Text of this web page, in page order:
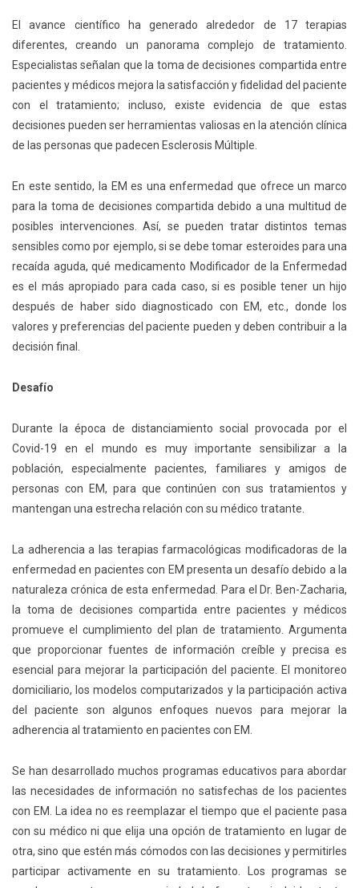
El avance científico ha generado alrededor de 17 terapias
diferentes, creando un panorama complejo de tratamiento.
Especialistas señalan que la toma de decisiones compartida entre
pacientes y médicos mejora la satisfacción y fidelidad del paciente
con el tratamiento; incluso, existe evidencia de que estas
decisiones pueden ser herramientas valiosas en la atención clínica
de las personas que padecen Esclerosis Múltiple.
En este sentido, la EM es una enfermedad que ofrece un marco
para la toma de decisiones compartida debido a una multitud de
posibles intervenciones. Así, se pueden tratar distintos temas
sensibles como por ejemplo, si se debe tomar esteroides para una
recaída aguda, qué medicamento Modificador de la Enfermedad
es el más apropiado para cada caso, si es posible tener un hijo
después de haber sido diagnosticado con EM, etc., donde los
valores y preferencias del paciente pueden y deben contribuir a la
decisión final.
Desafío
Durante la época de distanciamiento social provocada por el
Covid-19 en el mundo es muy importante sensibilizar a la
población, especialmente pacientes, familiares y amigos de
personas con EM, para que continúen con sus tratamientos y
mantengan una estrecha relación con su médico tratante.
La adherencia a las terapias farmacológicas modificadoras de la
enfermedad en pacientes con EM presenta un desafío debido a la
naturaleza crónica de esta enfermedad. Para el Dr. Ben-Zacharia,
la toma de decisiones compartida entre pacientes y médicos
promueve el cumplimiento del plan de tratamiento. Argumenta
que proporcionar fuentes de información creíble y precisa es
esencial para mejorar la participación del paciente. El monitoreo
domiciliario, los modelos computarizados y la participación activa
del paciente son algunos enfoques nuevos para mejorar la
adherencia al tratamiento en pacientes con EM.
Se han desarrollado muchos programas educativos para abordar
las necesidades de información no satisfechas de los pacientes
con EM. La idea no es reemplazar el tiempo que el paciente pasa
con su médico ni que elija una opción de tratamiento en lugar de
otra, sino que estén más cómodos con las decisiones y permitirles
participar activamente en su tratamiento. Los programas se